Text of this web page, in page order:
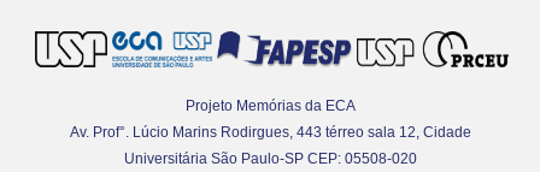
Projeto Memórias da ECA
Av. Prof°. Lúcio Marins Rodirgues, 443 térreo sala 12, Cidade
Universitária São Paulo-SP CEP: 05508-020